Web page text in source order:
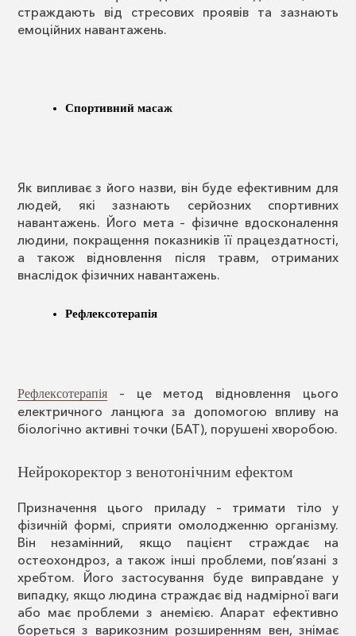
страждають від стресових проявів та зазнають
емоційних навантажень.
Спортивний масаж
Як випливає з його назви, він буде ефективним для
людей, які зазнають серйозних спортивних
навантажень. Його мета – фізичне вдосконалення
людини, покращення показників її працездатності,
а також відновлення після травм, отриманих
внаслідок фізичних навантажень.
Рефлексотерапія
Рефлексотерапія – це метод відновлення цього
електричного ланцюга за допомогою впливу на
біологічно активні точки (БАТ), порушені хворобою.
Нейрокоректор з венотонічним ефектом
Призначення цього приладу – тримати тіло у
фізичній формі, сприяти омолодженню організму.
Він незамінний, якщо пацієнт страждає на
остеохондроз, а також інші проблеми, пов’язані з
хребтом. Його застосування буде виправдане у
випадку, якщо людина страждає від надмірної ваги
або має проблеми з анемією. Апарат ефективно
бореться з варикозним розширенням вен, знімає